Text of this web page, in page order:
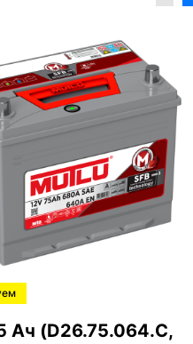
Ач (D26.75.064.C,